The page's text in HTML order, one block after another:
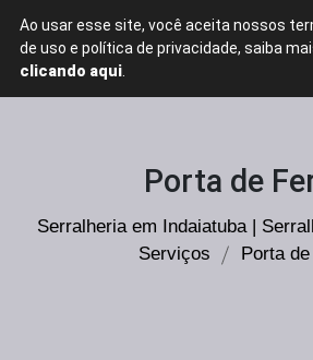
Serralheria
em
Porta de
Serralheria em Indaiatuba |
Serviços
Porta
Ao usar esse site, você aceita nossos
de uso e política de privacidade, saiba
clicando aqui